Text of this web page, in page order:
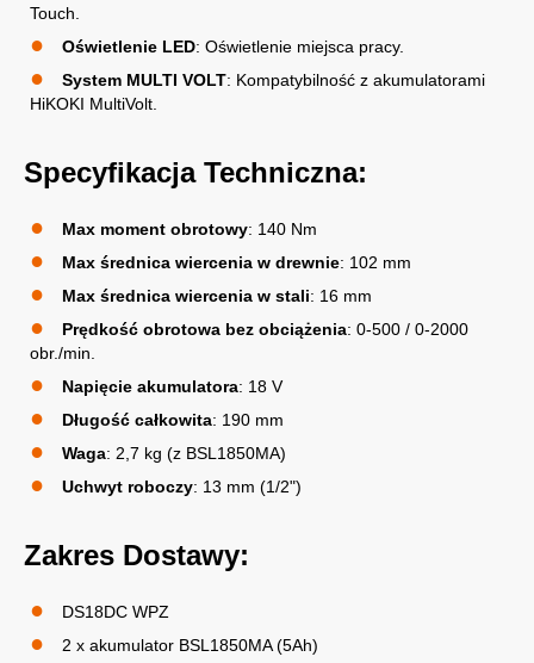
Touch.
Oświetlenie LED: Oświetlenie miejsca pracy.
System MULTI VOLT: Kompatybilność z akumulatorami
HiKOKI MultiVolt.
Specyfikacja Techniczna:
Max moment obrotowy: 140 Nm
Max średnica wiercenia w drewnie: 102 mm
Max średnica wiercenia w stali: 16 mm
Prędkość obrotowa bez obciążenia: 0-500 / 0-2000
obr./min.
Napięcie akumulatora: 18 V
Długość całkowita: 190 mm
Waga: 2,7 kg (z BSL1850MA)
Uchwyt roboczy: 13 mm (1/2")
Zakres Dostawy:
DS18DC WPZ
2 x akumulator BSL1850MA (5Ah)